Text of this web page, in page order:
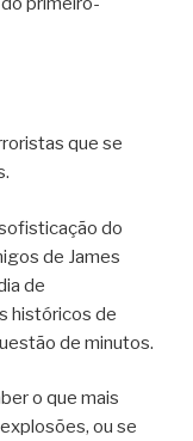
que se
do
de James
de
históricos de
de minutos.
o que mais
ou se